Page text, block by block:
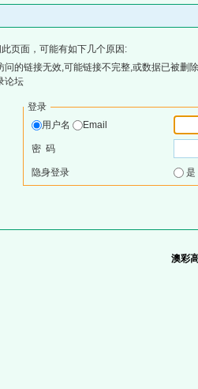
页面，可能有如下几个原因:
问的链接无效,可能链接不完整,或数据已被删
论坛
登录
用户名
Email
密 码
隐身登录
澳彩